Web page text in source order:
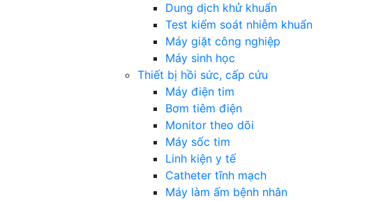
Dung dịch khử khuẩn
Test kiểm soát nhiễm khuẩn
Máy giặt công nghiệp
Máy sinh học
Thiết bị hồi sức, cấp cứu
Máy điện tim
Bơm tiêm điện
Monitor theo dõi
Máy sốc tim
Linh kiện y tế
Catheter tĩnh mạch
Máy làm ấm bệnh nhân